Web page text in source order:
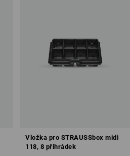
Vložka pro STRAUSSbox midi
118, 8 přihrádek